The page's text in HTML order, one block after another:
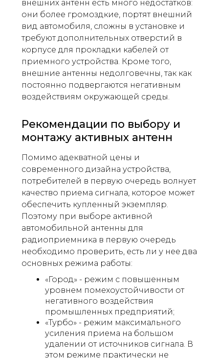
внешних антенн есть много недостатков:
они более громоздкие, портят внешний
вид автомобиля, сложны в установке и
требуют дополнительных отверстий в
корпусе для прокладки кабелей от
приемного устройства. Кроме того,
внешние антенны недолговечны, так как
постоянно подвергаются негативным
воздействиям окружающей среды.
Рекомендации по выбору и
монтажу активных антенн
Помимо адекватной цены и
современного дизайна устройства,
потребителей в первую очередь волнует
качество приема сигнала, которое может
обеспечить купленный экземпляр.
Поэтому при выборе активной
автомобильной антенны для
радиоприемника в первую очередь
необходимо проверить, есть ли у нее два
основных режима работы:
«Город» - режим с повышенным
уровнем помехоустойчивости от
негативного воздействия
промышленных предприятий;
«Турбо» - режим максимального
усиления приема на большом
удалении от источников сигнала. В
этом режиме практически не